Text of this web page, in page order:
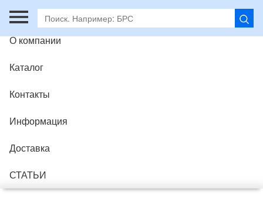
Главная
О компании
Каталог
Контакты
Информация
Доставка
СТАТЬИ